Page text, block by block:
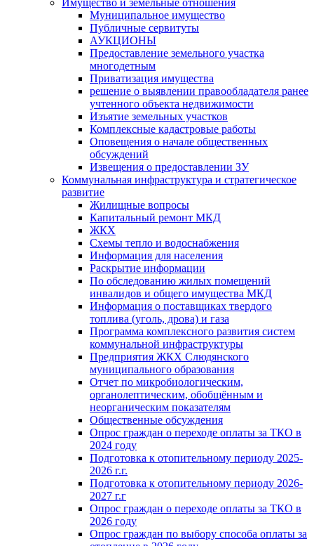
Имущество и земельные отношения
Муниципальное имущество
Публичные сервитуты
АУКЦИОНЫ
Предоставление земельного участка
многодетным
Приватизация имущества
решение о выявлении правообладателя ранее
учтенного объекта недвижимости
Изъятие земельных участков
Комплексные кадастровые работы
Оповещения о начале общественных
обсуждений
Извещения о предоставлении ЗУ
Коммунальная инфраструктура и стратегическое
развитие
Жилищные вопросы
Капитальный ремонт МКД
ЖКХ
Схемы тепло и водоснабжения
Информация для населения
Раскрытие информации
По обследованию жилых помещений
инвалидов и общего имущества МКД
Информация о поставщиках твердого
топлива (уголь, дрова) и газа
Программа комплексного развития систем
коммунальной инфраструктуры
Предприятия ЖКХ Слюдянского
муниципального образования
Отчет по микробиологическим,
органолептическим, обобщённым и
неорганическим показателям
Общественные обсуждения
Опрос граждан о переходе оплаты за ТКО в
2024 году
Подготовка к отопительному периоду 2025-
2026 г.г.
Подготовка к отопительному периоду 2026-
2027 г.г
Опрос граждан о переходе оплаты за ТКО в
2026 году
Опрос граждан по выбору способа оплаты за